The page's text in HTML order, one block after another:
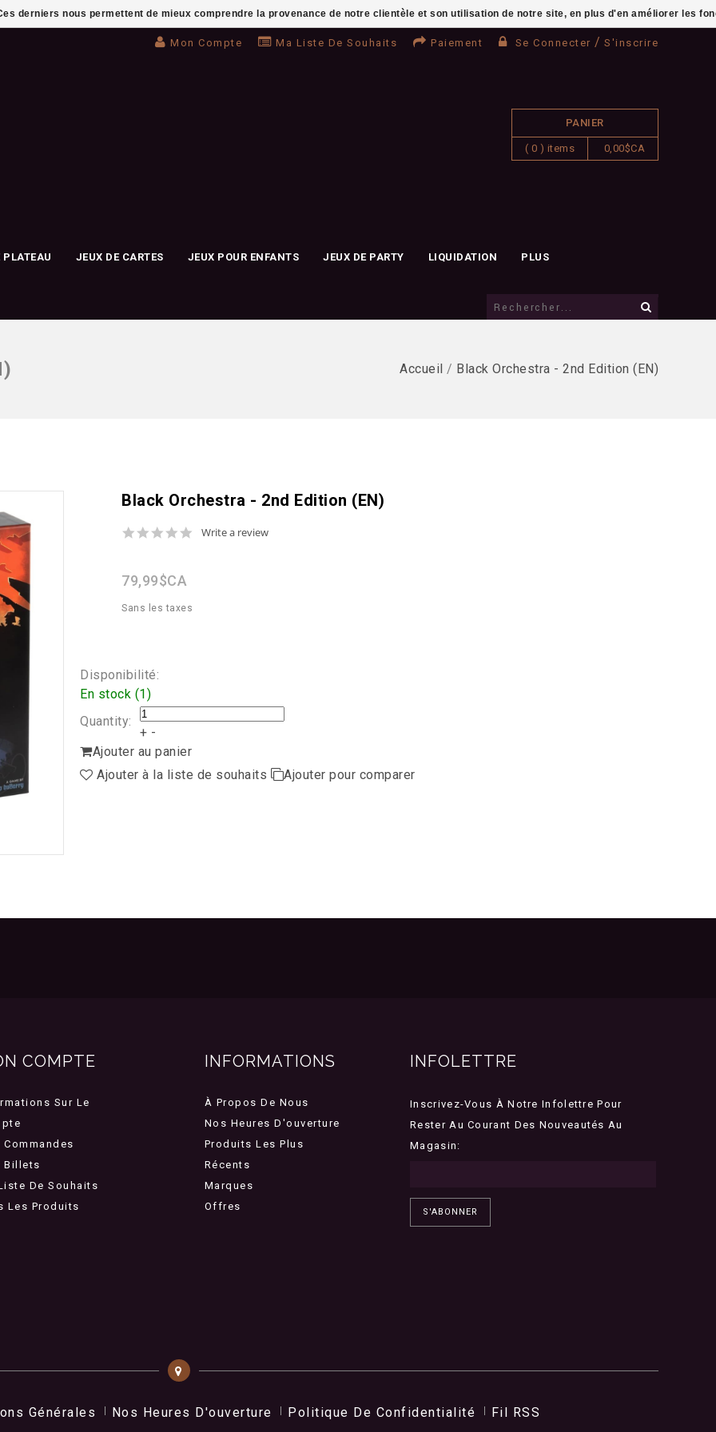
Mon Compte Ma Liste De Souhaits Paiement Se Connecter / S'inscrire
PANIER
( 0 ) items 0,00$CA
PLATEAU JEUX DE CARTES JEUX POUR ENFANTS JEUX DE PARTY LIQUIDATION PLUS
Accueil / Black Orchestra - 2nd Edition (EN)
Black Orchestra - 2nd Edition (EN)
0.0
Write a review
79,99$CA
Sans les taxes
Disponibilité:
En stock (1)
Quantity:
+ -
Ajouter au panier
Ajouter à la liste de souhaits
Ajouter pour comparer
COMPTE
Sur Le
Commandes
Billets
De Souhaits
Les Produits
INFORMATIONS
À Propos De Nous
Nos Heures D'ouverture
Produits Les Plus
Récents
Marques
Offres
INFOLETTRE
Inscrivez-Vous À Notre Infolettre Pour
Rester Au Courant Des Nouveautés Au
Magasin:
S'ABONNER
Générales Nos Heures D'ouverture Politique De Confidentialité Fil RSS
derniers nous permettent de mieux comprendre la provenance de notre clientèle et son utilisation de notre site, en plus d'en améliorer les